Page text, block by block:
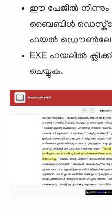
ഈ പേജില്‍ നിന്നും
ബൈബിള്‍
ഫയല്‍
EXE ഫയലില്‍
ചെയ്യുക.